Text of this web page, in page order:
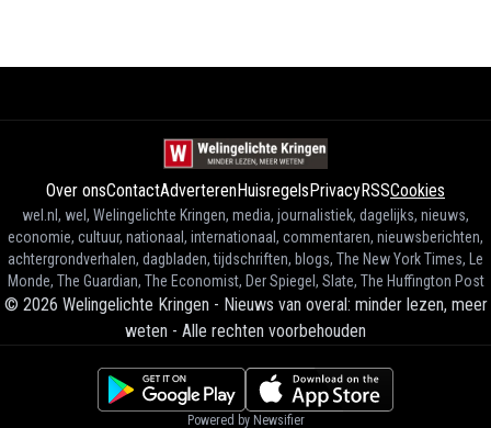
Over onsContactAdverterenHuisregelsPrivacyRSSCookies
wel.nl, wel, Welingelichte Kringen, media, journalistiek, dagelijks, nieuws,
economie, cultuur, nationaal, internationaal, commentaren, nieuwsberichten,
achtergrondverhalen, dagbladen, tijdschriften, blogs, The New York Times, Le
Monde, The Guardian, The Economist, Der Spiegel, Slate, The Huffington Post
© 2026 Welingelichte Kringen - Nieuws van overal: minder lezen, meer
weten - Alle rechten voorbehouden
Powered by Newsifier